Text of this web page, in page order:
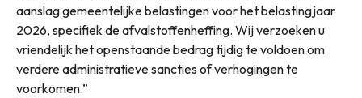
aanslag gemeentelijke belastingen voor het belastingjaar
2026, specifiek de afvalstoffenheffing. Wij verzoeken u
vriendelijk het openstaande bedrag tijdig te voldoen om
verdere administratieve sancties of verhogingen te
voorkomen.”